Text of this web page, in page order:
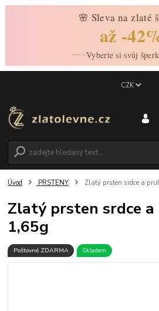
🌸 Sleva na zlaté
až -
Vyberte si svůj
CZK
Úvod PRSTENY Zlatý prsten srdce a
Zlatý prsten srdce
1,65g
Poštovné ZDARMA Skladem